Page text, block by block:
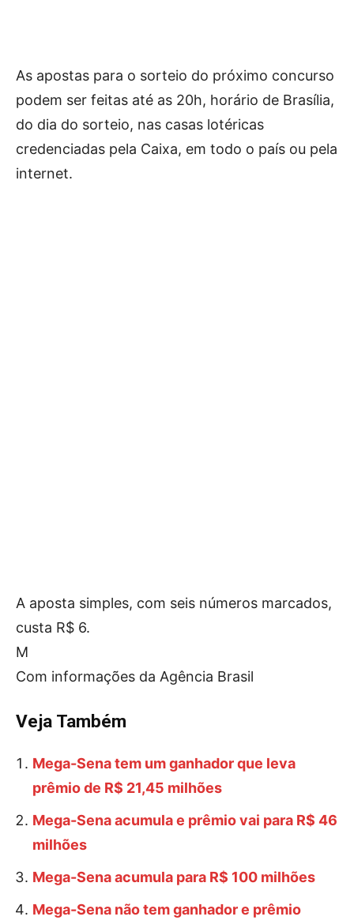
As apostas para o sorteio do próximo concurso
podem ser feitas até as 20h, horário de Brasília,
do dia do sorteio, nas casas lotéricas
credenciadas pela Caixa, em todo o país ou pela
internet.
A aposta simples, com seis números marcados,
custa R$ 6.
M
Com informações da Agência Brasil
Veja Também
Mega-Sena tem um ganhador que leva
prêmio de R$ 21,45 milhões
Mega-Sena acumula e prêmio vai para R$ 46
milhões
Mega-Sena acumula para R$ 100 milhões
Mega-Sena não tem ganhador e prêmio